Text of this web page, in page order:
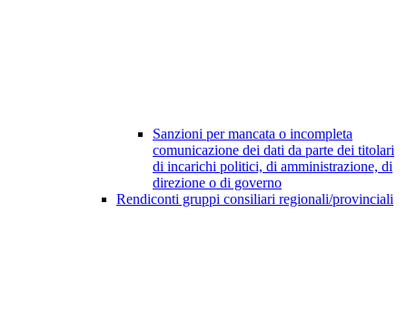
Sanzioni per mancata o incompleta
comunicazione dei dati da parte dei titolari
di incarichi politici, di amministrazione, di
direzione o di governo
Rendiconti gruppi consiliari regionali/provinciali